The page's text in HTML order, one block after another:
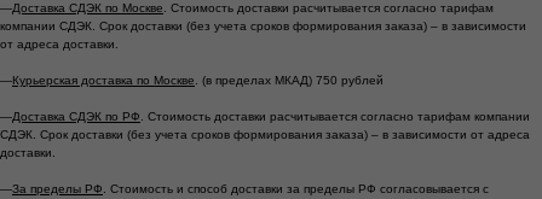
—Доставка СДЭК по Москве. Стоимость доставки расчитывается согласно тарифам
компании СДЭК. Срок доставки (без учета сроков формирования заказа) – в зависимости
от адреса доставки.
—Курьерская доставка по Москве. (в пределах МКАД) 750 рублей
—Доставка СДЭК по РФ. Стоимость доставки расчитывается согласно тарифам компании
СДЭК. Срок доставки (без учета сроков формирования заказа) – в зависимости от адреса
доставки.
—За пределы РФ. Стоимость и способ доставки за пределы РФ согласовывается с